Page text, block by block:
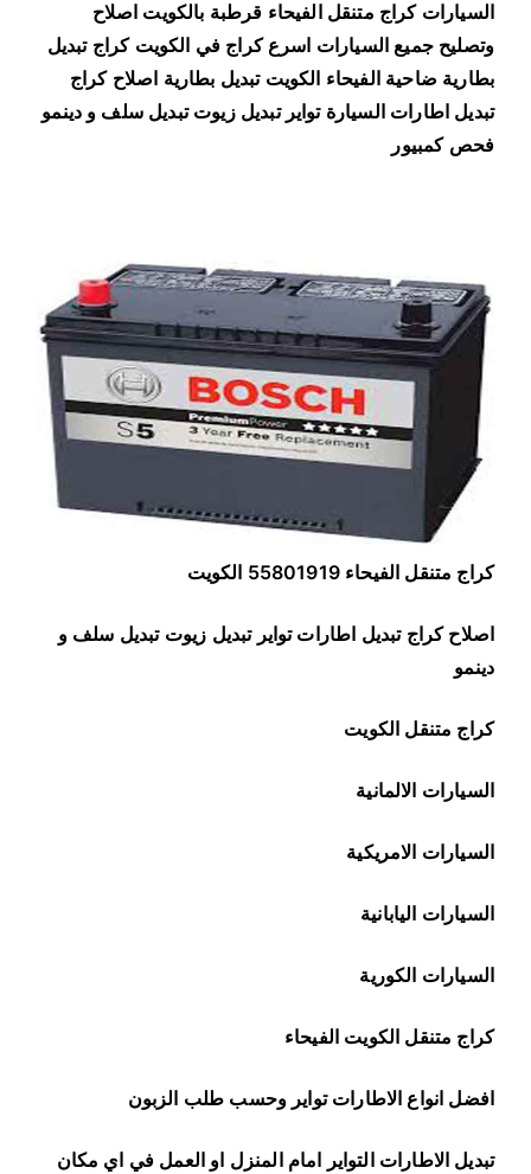
ل
ا
ل
ف
5
8
0
1
9
1
السيارات كراج متنقل الفيحاء قرطبة بالكويت اصلاح
وتصليح جميع السيارات اسرع كراج في الكويت كراج تبديل
بطارية ضاحية الفيحاء الكويت تبديل بطارية اصلاح كراج
تبديل اطارات السيارة تواير تبديل زيوت تبديل سلف و دينمو
فحص كمبيور
كراج متنقل الفيحاء 55801919 الكويت
اصلاح كراج تبديل اطارات تواير تبديل زيوت تبديل سلف و
دينمو
كراج متنقل الكويت
السيارات الالمانية
السيارات الامريكية
السيارات اليابانية
السيارات الكورية
كراج متنقل الكويت الفيحاء
افضل انواع الاطارات تواير وحسب طلب الزبون
تبديل الاطارات التواير امام المنزل او العمل في اي مكان